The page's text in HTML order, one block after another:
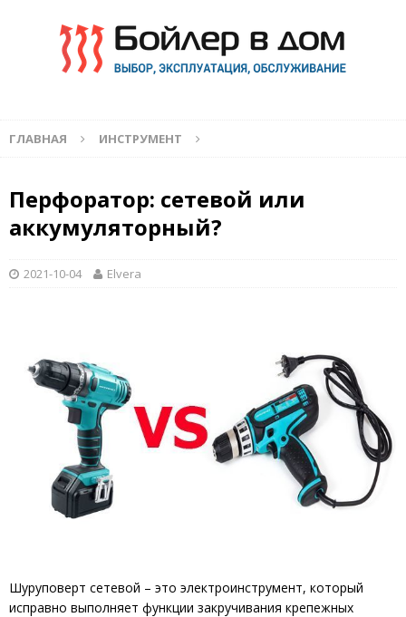
ГЛАВНАЯ ИНСТРУМЕНТ
Перфоратор: сетевой или
аккумуляторный?
2021-10-04 Elvera
Шуруповерт сетевой – это электроинструмент, который
исправно выполняет функции закручивания крепежных